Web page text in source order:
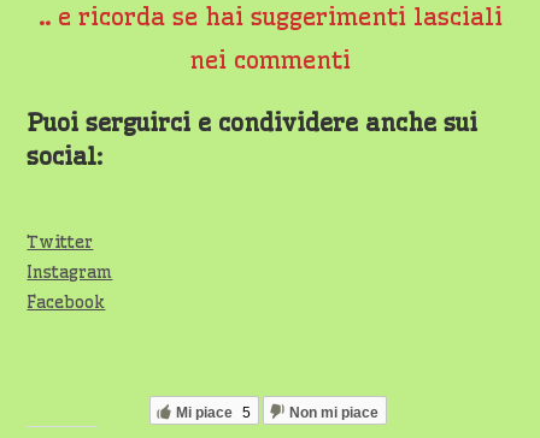
..e ricorda se hai suggerimenti lasciali
nei commenti
Puoi serguirci e condividere anche sui
social:
Twitter
Instagram
Facebook
Mi piace 5 Non mi piace